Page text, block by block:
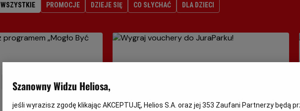
WSZYSTKIE PROMOCJE DZIEJE SIĘ CO SŁYCHAĆ DLA DZIECI
Szanowny Widzu Heliosa,
jeśli wyrazisz zgodę klikając AKCEPTUJĘ, Helios S.A. oraz jej 353 Zaufani Partnerzy będą